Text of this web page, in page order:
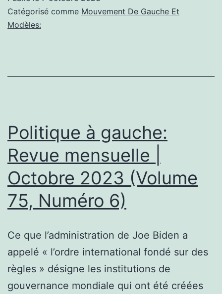
Code
débat
Catégorisé comme Mouvement De Gauche Et
Modèles:
Politique à gauche:
Revue mensuelle |
Octobre 2023 (Volume
75, Numéro 6)
Ce que l’administration de Joe Biden a
appelé « l’ordre international fondé sur des
règles » désigne les institutions de
gouvernance mondiale qui ont été créées